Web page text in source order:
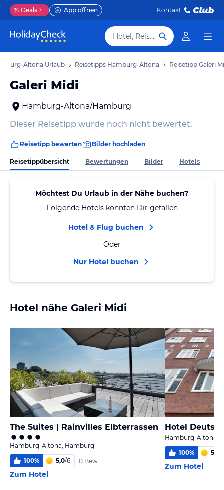
% Deals App öffnen Kontakt
Hotel, Reiseziel
Altona Urlaub Reisetipps Hamburg-Altona Reisetipp Galeri
Galeri Midi
Hamburg-Altona/Hamburg
Dieser Reisetipp wurde noch nicht bewertet.
Reisetipp bewerten Bilder hochladen
Reisetippübersicht Bewertungen Bilder Hotels
Möchtest Du Urlaub in der Nähe buchen?
Folgende Hotels könnten Dir gefallen
Hotel & Flug buchen
Oder
Nur Hotel buchen
Hotel nähe Galeri Midi
The Suites | Rainvilles Elbterrassen
Hamburg-Altona, Hamburg
100% 5,0/6 10 Bew.
Zum Hotel
Hamburg-Altona,
100% 5,4
Zum Hotel